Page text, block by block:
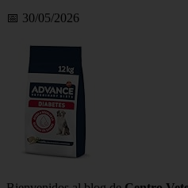
📅 30/05/2026